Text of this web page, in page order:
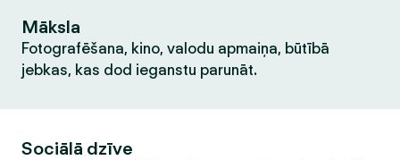
Māksla
Fotografēšana, kino, valodu apmaiņa, būtībā
jebkas, kas dod ieganstu parunāt.
Sociālā dzīve